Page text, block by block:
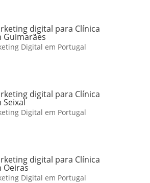
digital para Clínica
Guimarães
Digital em Portugal
digital para Clínica
Digital em Portugal
digital para Clínica
Oeiras
Digital em Portugal